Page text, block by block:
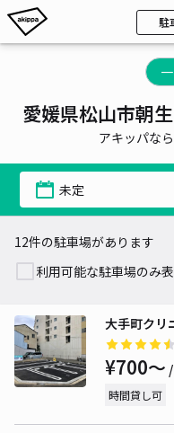
駐
愛媛県松山市朝
アキッパなら
未定
12件の駐車場があります
利用可能な駐車場のみ
大手町クリ
¥700〜
時間貸し可